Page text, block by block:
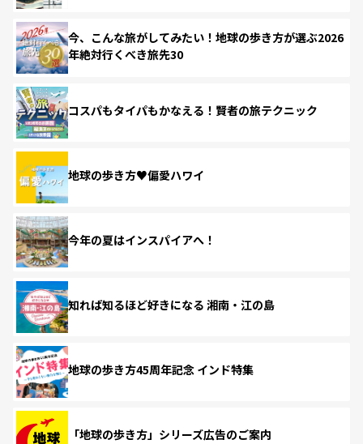
今、こんな旅がしてみたい！地球の歩き方が選ぶ2026
年絶対行くべき旅先30
コスパもタイパもかなえる！賢者の旅テクニック
地球の歩き方♥偏愛ハワイ
今年の夏はインスパイアへ！
知れば知るほど好きになる 湘南・江の島
地球の歩き方45周年記念 インド特集
「地球の歩き方」シリーズ広告のご案内